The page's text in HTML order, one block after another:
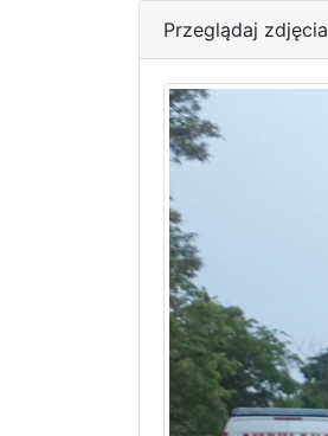
Przeglądaj zdjęcia